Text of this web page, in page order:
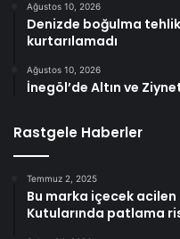
Ağustos 10, 2026
Denizde boğulma
kurtarılamadı
Ağustos 10, 2026
İnegöl’de Altın ve
Rastgele Haberler
Temmuz 2, 2025
Bu marka içecek acilen
Kutularında patlama